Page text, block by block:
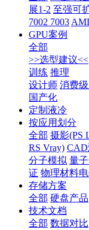
展1-2 至强可
7002 7003
GPU案例
全部
>>选型建议<<
训练 推理
设计师 消费
国产化
定制液冷
按应用划分
全部 摄影(PS
RS Vray) CAD
分子模拟 量
证 物理材料
存储方案
全部 硬盘产品
技术文档
全部 数据对比